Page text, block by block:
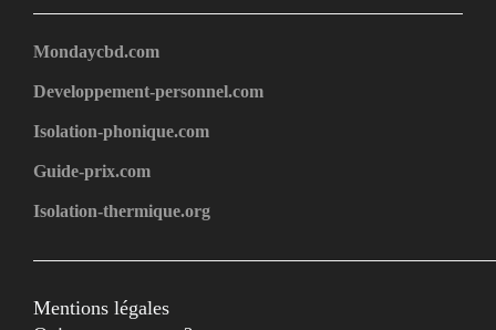
Mondaycbd.com
Developpement-personnel.com
Isolation-phonique.com
Guide-prix.com
Isolation-thermique.org
Mentions légales